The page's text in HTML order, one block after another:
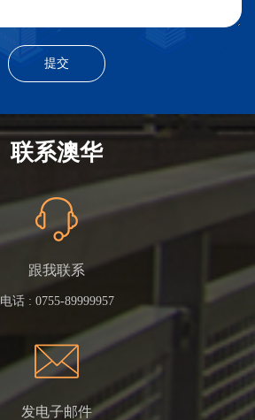
联系澳华
跟我联系
电话 : 0755-89999957
发电子邮件